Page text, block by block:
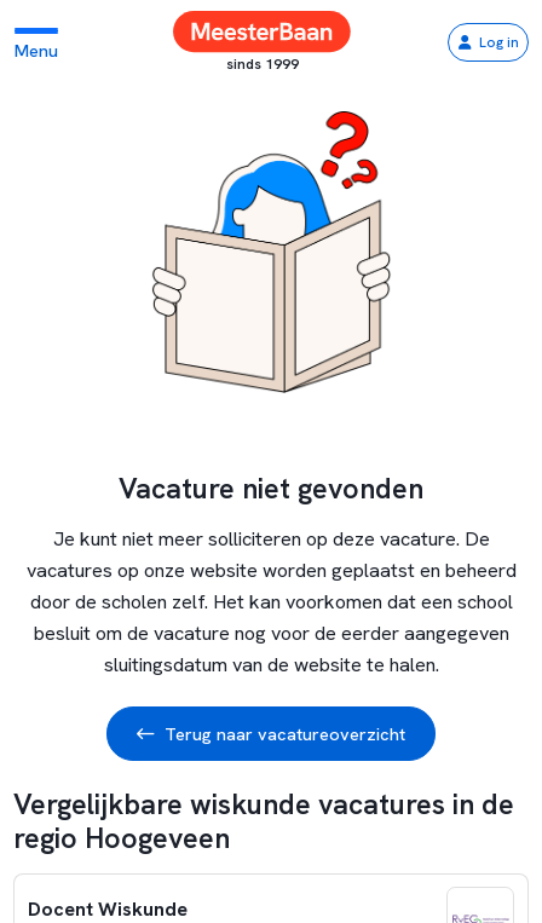
Menu
sinds 1999
Log in
Vacature niet gevonden
Je kunt niet meer solliciteren op deze vacature. De
vacatures op onze website worden geplaatst en beheerd
door de scholen zelf. Het kan voorkomen dat een school
besluit om de vacature nog voor de eerder aangegeven
sluitingsdatum van de website te halen.
Terug naar vacatureoverzicht
Vergelijkbare wiskunde vacatures in de
regio Hoogeveen
Docent Wiskunde